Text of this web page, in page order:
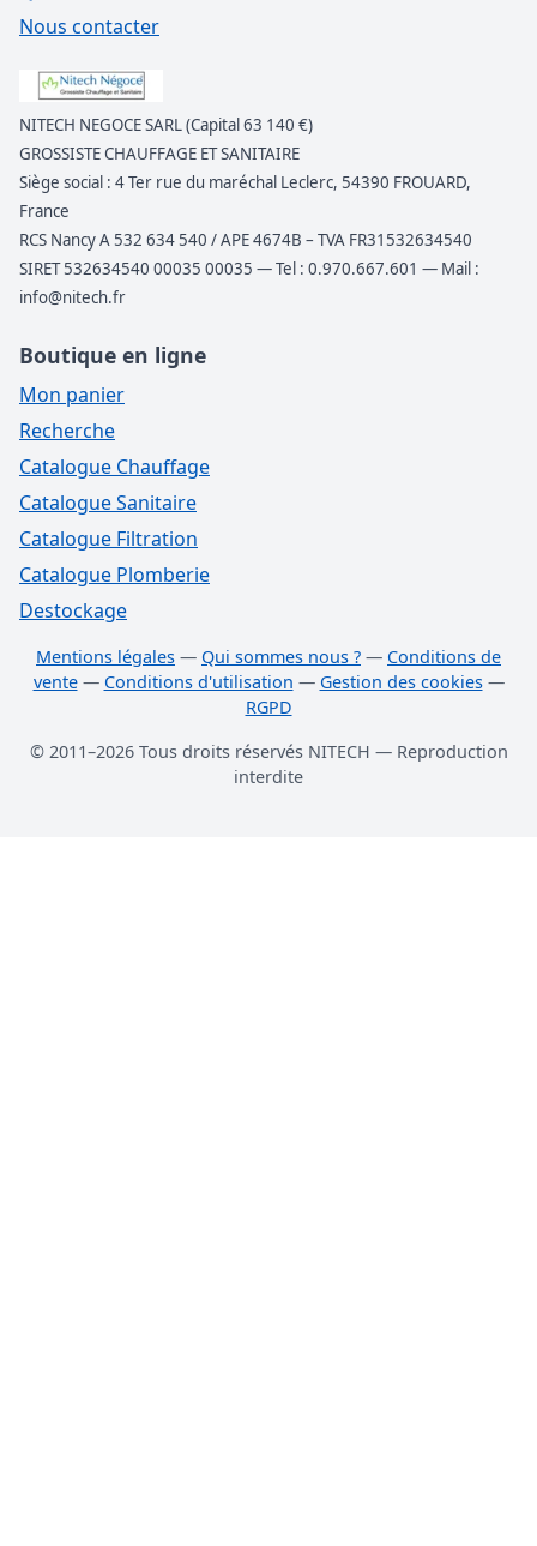
Nous contacter
NITECH NEGOCE SARL (Capital 63 140 €)
GROSSISTE CHAUFFAGE ET SANITAIRE
Siège social : 4 Ter rue du maréchal Leclerc, 54390 FROUARD,
France
RCS Nancy A 532 634 540 / APE 4674B – TVA FR31532634540
SIRET 532634540 00035 00035 — Tel : 0.970.667.601 — Mail :
info@nitech.fr
Boutique en ligne
Mon panier
Recherche
Catalogue Chauffage
Catalogue Sanitaire
Catalogue Filtration
Catalogue Plomberie
Destockage
Mentions légales — Qui sommes nous ? — Conditions de
vente— Conditions d'utilisation — Gestion des cookies—
RGPD
© 2011–2026 Tous droits réservés NITECH — Reproduction
interdite